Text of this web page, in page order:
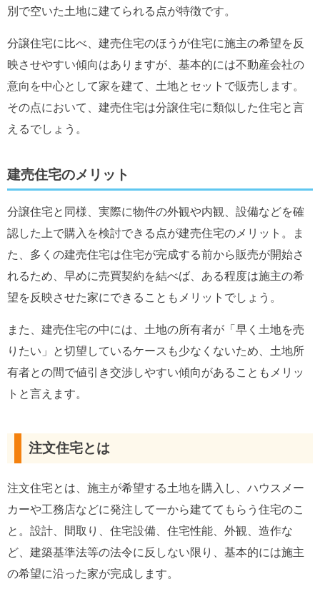
別で空いた土地に建てられる点が特徴です。
分譲住宅に比べ、建売住宅のほうが住宅に施主の希望を反
映させやすい傾向はありますが、基本的には不動産会社の
意向を中心として家を建て、土地とセットで販売します。
その点において、建売住宅は分譲住宅に類似した住宅と言
えるでしょう。
建売住宅のメリット
分譲住宅と同様、実際に物件の外観や内観、設備などを確
認した上で購入を検討できる点が建売住宅のメリット。ま
た、多くの建売住宅は住宅が完成する前から販売が開始さ
れるため、早めに売買契約を結べば、ある程度は施主の希
望を反映させた家にできることもメリットでしょう。
また、建売住宅の中には、土地の所有者が「早く土地を売
りたい」と切望しているケースも少なくないため、土地所
有者との間で値引き交渉しやすい傾向があることもメリッ
トと言えます。
注文住宅とは
注文住宅とは、施主が希望する土地を購入し、ハウスメー
カーや工務店などに発注して一から建ててもらう住宅のこ
と。設計、間取り、住宅設備、住宅性能、外観、造作な
ど、建築基準法等の法令に反しない限り、基本的には施主
の希望に沿った家が完成します。